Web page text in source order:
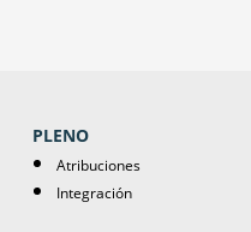
PLENO
Atribuciones
Integración